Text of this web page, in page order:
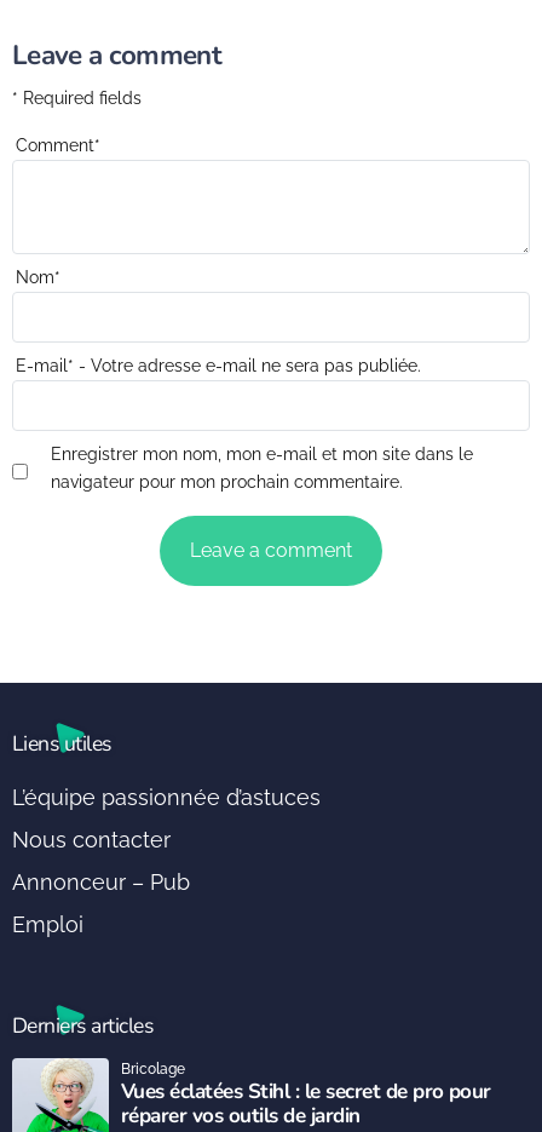
Leave a comment
* Required fields
Comment*
Nom*
E-mail* - Votre adresse e-mail ne sera pas publiée.
Enregistrer mon nom, mon e-mail et mon site dans le
navigateur pour mon prochain commentaire.
Liens utiles
L’équipe passionnée d’astuces
Nous contacter
Annonceur – Pub
Emploi
Derniers articles
Vues éclatées Stihl : le secret de pro pour
réparer vos outils de jardin
Bricolage